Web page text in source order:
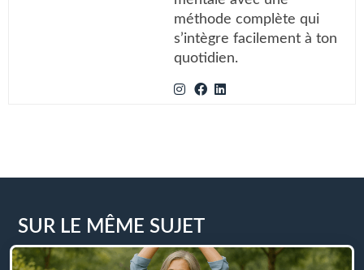
méthode complète qui
s’intègre facilement à ton
quotidien.
SUR LE MÊME SUJET